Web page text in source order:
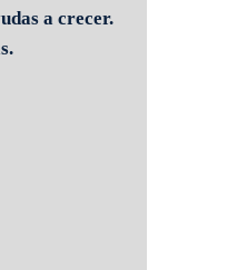
a crecer.